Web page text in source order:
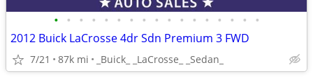
• • • • • • • • • • • • • • • • •
2012 Buick LaCrosse 4dr Sdn Premium 3 FWD
7/21 87k mi _Buick_ _LaCrosse_ _Sedan_